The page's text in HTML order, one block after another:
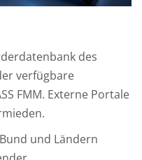
des
verfügbare
FMM. Externe Portale
und Ländern